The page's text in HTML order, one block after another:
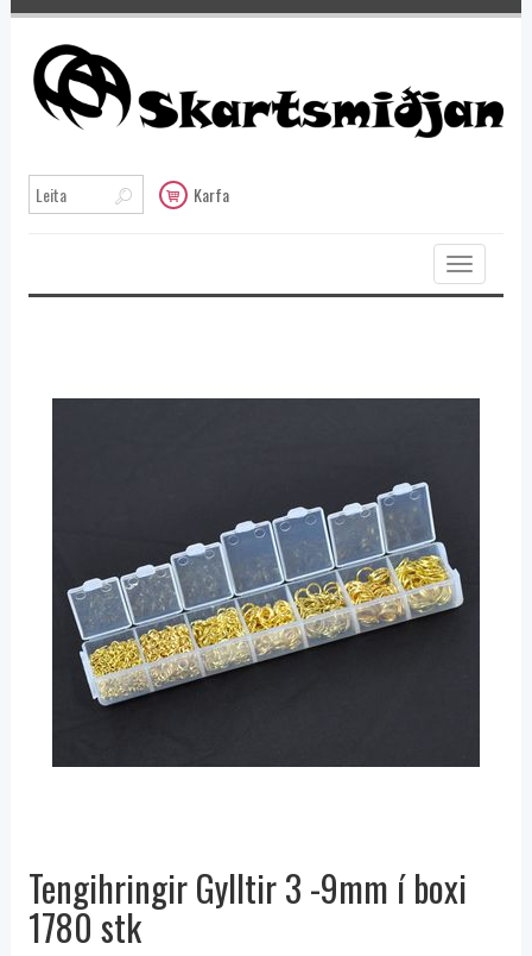
Karfa
Toggle
navigation
Tengihringir Gylltir 3 -9mm í boxi
1780 stk